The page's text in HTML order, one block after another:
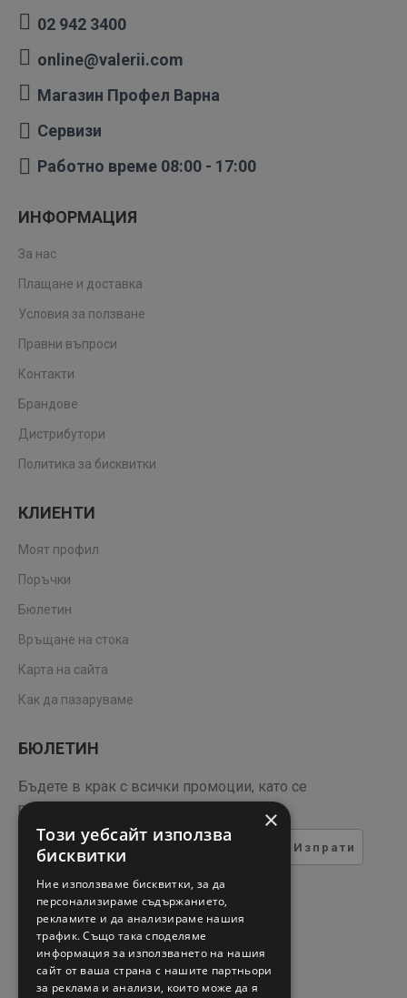
02 942 3400
online@valerii.com
Магазин Профел Варна
Сервизи
Работно време 08:00 - 17:00
ИНФОРМАЦИЯ
За нас
Плащане и доставка
Условия за ползване
Правни въпроси
Контакти
Брандове
Дистрибутори
Политика за бисквитки
КЛИЕНТИ
Моят профил
Поръчки
Бюлетин
Връщане на стока
Карта на сайта
Как да пазаруваме
БЮЛЕТИН
Бъдете в крак с всички промоции, като се
регистрирате за нашия бюлетин
Изпрати
ТЕСТ ЗА СИГУРНОСТ
Въведете кода в полето
отдолу
×
Този уебсайт използва
бисквитки
Ние използваме бисквитки, за да
персонализираме съдържанието,
рекламите и да анализираме нашия
трафик. Също така споделяме
информация за използването на нашия
сайт от ваша страна с нашите партньори
за реклама и анализи, които може да я